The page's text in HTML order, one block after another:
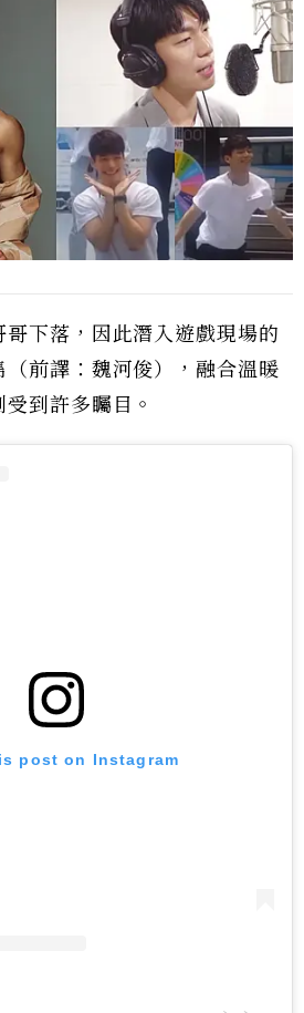
下落，因此潛入遊戲現場的
前譯：魏河俊），融合溫暖
到許多矚目。
post on Instagram